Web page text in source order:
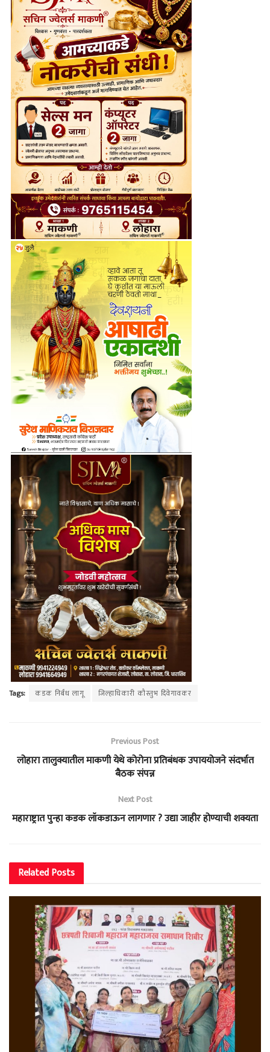
Tags: कडक निर्बंध लागू जिल्हाधिकारी कौस्तुभ दिवेगावकर
Previous Post
लोहारा तालुक्यातील माकणी येथे कोरोना प्रतिबंधक उपाययोजने संदर्भात
बैठक संपन्न
Next Post
महाराष्ट्रात पुन्हा कडक लॉकडाऊन लागणार ? उद्या जाहीर होण्याची शक्यता
RelatedPosts